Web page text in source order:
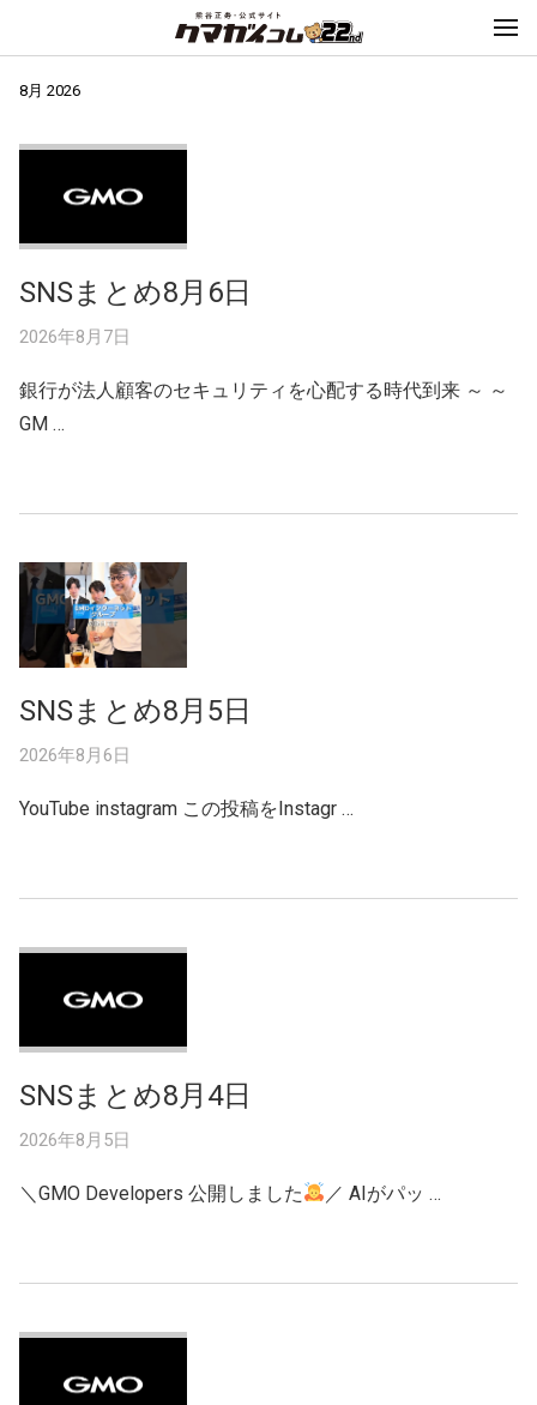
8月 2026
SNSまとめ8月6日
2026年8月7日
銀行が法人顧客のセキュリティを心配する時代到来 ～ ～
GM …
SNSまとめ8月5日
2026年8月6日
YouTube instagram この投稿をInstagr …
SNSまとめ8月4日
2026年8月5日
＼GMO Developers 公開しました ／ AIがパッ …